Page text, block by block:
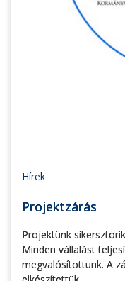
Hírek
Projektzárás
Projektünk
Minden vállalást
megvalósítottunk. A